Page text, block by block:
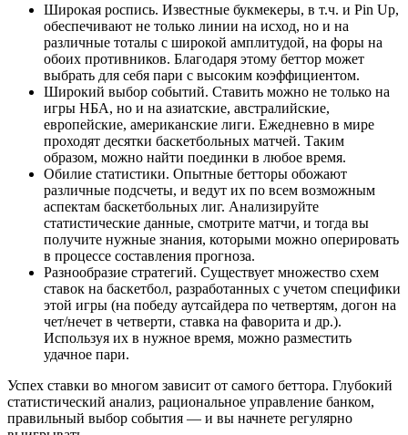
Широкая роспись. Известные букмекеры, в т.ч. и Pin Up,
обеспечивают не только линии на исход, но и на
различные тоталы с широкой амплитудой, на форы на
обоих противников. Благодаря этому беттор может
выбрать для себя пари с высоким коэффициентом.
Широкий выбор событий. Ставить можно не только на
игры НБА, но и на азиатские, австралийские,
европейские, американские лиги. Ежедневно в мире
проходят десятки баскетбольных матчей. Таким
образом, можно найти поединки в любое время.
Обилие статистики. Опытные бетторы обожают
различные подсчеты, и ведут их по всем возможным
аспектам баскетбольных лиг. Анализируйте
статистические данные, смотрите матчи, и тогда вы
получите нужные знания, которыми можно оперировать
в процессе составления прогноза.
Разнообразие стратегий. Существует множество схем
ставок на баскетбол, разработанных с учетом специфики
этой игры (на победу аутсайдера по четвертям, догон на
чет/нечет в четверти, ставка на фаворита и др.).
Используя их в нужное время, можно разместить
удачное пари.
Успех ставки во многом зависит от самого беттора. Глубокий
статистический анализ, рациональное управление банком,
правильный выбор события — и вы начнете регулярно